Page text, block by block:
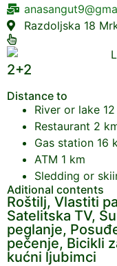
Razdoljska 18
2+2
Distance to
River or lake
Restaurant 2
Gas station 16
ATM 1 km
Sledding or
Aditional contents
Roštilj, Vlastiti
Satelitska TV,
peglanje,
pečenje, Bicikli
kućni ljubimci